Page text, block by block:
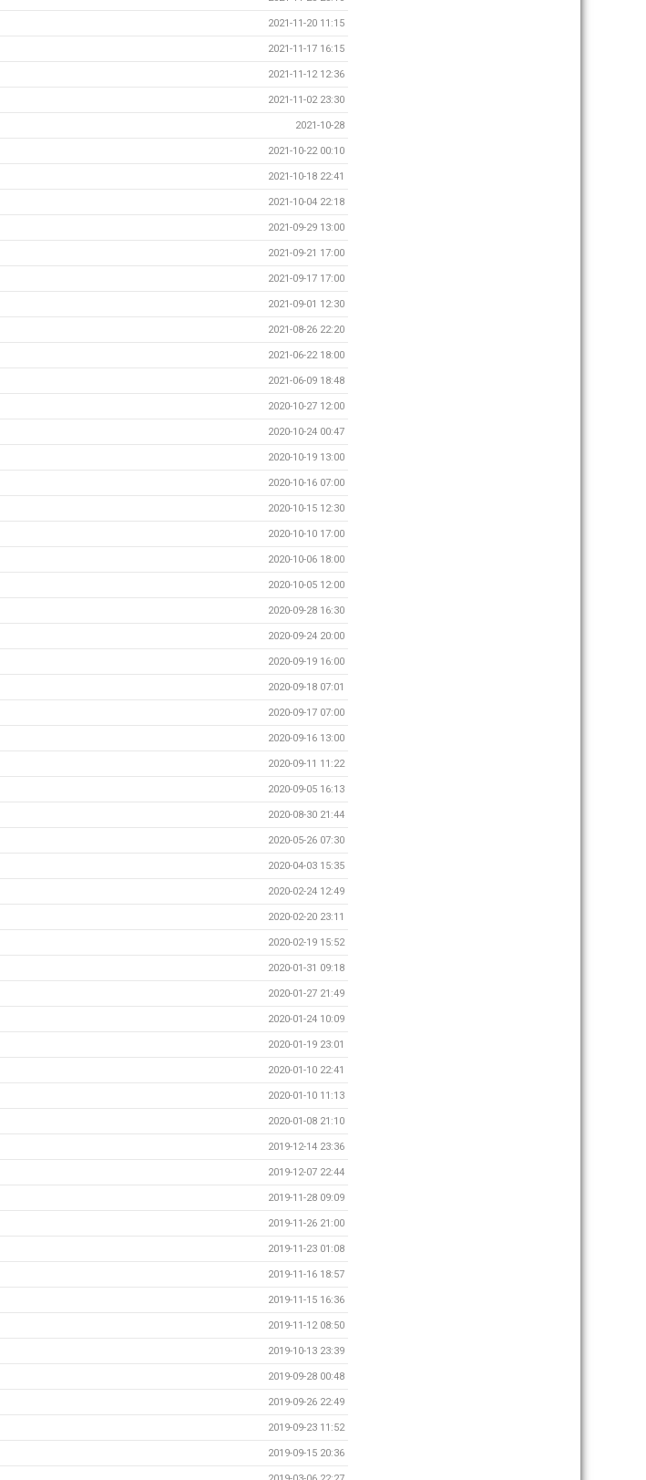
2021-11-20 11:15
2021-11-17 16:15
2021-11-12 12:36
2021-11-02 23:30
2021-10-28
2021-10-22 00:10
2021-10-18 22:41
2021-10-04 22:18
2021-09-29 13:00
2021-09-21 17:00
2021-09-17 17:00
2021-09-01 12:30
2021-08-26 22:20
2021-06-22 18:00
2021-06-09 18:48
2020-10-27 12:00
2020-10-24 00:47
2020-10-19 13:00
2020-10-16 07:00
2020-10-15 12:30
2020-10-10 17:00
2020-10-06 18:00
2020-10-05 12:00
2020-09-28 16:30
2020-09-24 20:00
2020-09-19 16:00
2020-09-18 07:01
2020-09-17 07:00
2020-09-16 13:00
2020-09-11 11:22
2020-09-05 16:13
2020-08-30 21:44
2020-05-26 07:30
2020-04-03 15:35
2020-02-24 12:49
2020-02-20 23:11
2020-02-19 15:52
2020-01-31 09:18
2020-01-27 21:49
2020-01-24 10:09
2020-01-19 23:01
2020-01-10 22:41
2020-01-10 11:13
2020-01-08 21:10
2019-12-14 23:36
2019-12-07 22:44
2019-11-28 09:09
2019-11-26 21:00
2019-11-23 01:08
2019-11-16 18:57
2019-11-15 16:36
2019-11-12 08:50
2019-10-13 23:39
2019-09-28 00:48
2019-09-26 22:49
2019-09-23 11:52
2019-09-15 20:36